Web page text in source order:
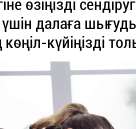
өзіңізді
үшін далаға
көңіл-күйіңізді